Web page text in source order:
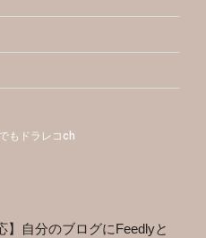
】自分のブログにFeedlyと